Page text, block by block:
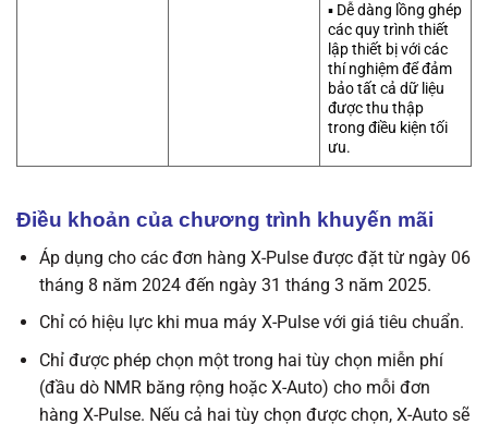
▪️ Dễ dàng lồng ghép
các quy trình thiết
lập thiết bị với các
thí nghiệm để đảm
bảo tất cả dữ liệu
được thu thập
trong điều kiện tối
ưu.
Điều khoản của chương trình khuyến mãi
Áp dụng cho các đơn hàng X-Pulse được đặt từ ngày 06
tháng 8 năm 2024 đến ngày 31 tháng 3 năm 2025.
Chỉ có hiệu lực khi mua máy X-Pulse với giá tiêu chuẩn.
Chỉ được phép chọn một trong hai tùy chọn miễn phí
(đầu dò NMR băng rộng hoặc X-Auto) cho mỗi đơn
hàng X-Pulse. Nếu cả hai tùy chọn được chọn, X-Auto sẽ